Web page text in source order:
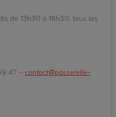
de 13h30 à 16h30, tous les
47 – contact@passerelle-